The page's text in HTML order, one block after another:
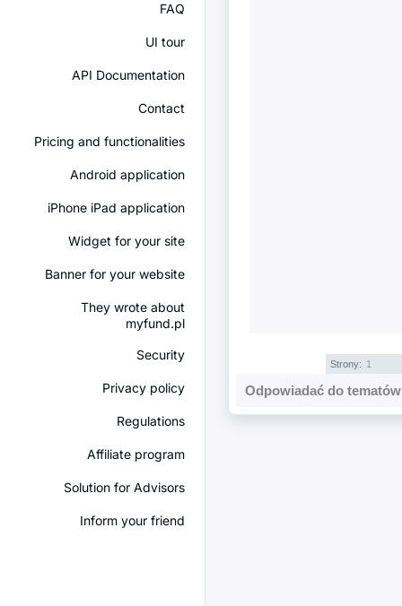
FAQ
UI tour
API Documentation
Contact
Pricing and functionalities
Android application
iPhone iPad application
Widget for your site
Banner for your website
They wrote about
myfund.pl
Security
Privacy policy
Regulations
Affiliate program
Solution for Advisors
Inform your friend
Strony: 1
Odpowiadać do